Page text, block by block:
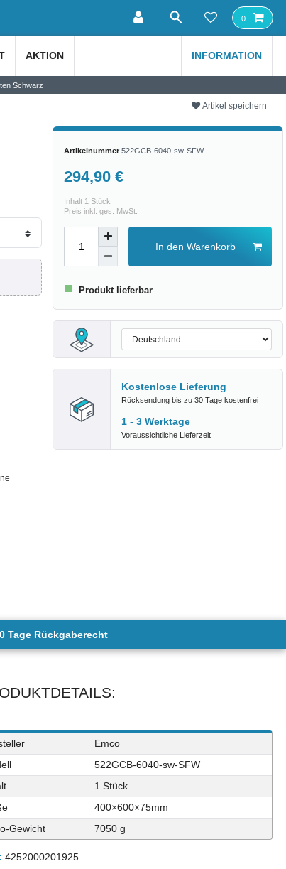
0
AKTION INFORMATION
Schwarz
Artikel speichern
Artikelnummer522GCB-6040-sw-SFW
294,90 €
Inhalt 1Stück
Preis inkl. ges. MwSt.
In den Warenkorb
■ Produkt lieferbar
Kostenlose Lieferung
Rücksendung bis zu 30 Tage kostenfrei
1 - 3 Werktage
Voraussichtliche Lieferzeit
Tage Rückgaberecht
Emco
522GCB-6040-sw-SFW
1 Stück
400×600×75mm
Gewicht
7050 g
4252000201925